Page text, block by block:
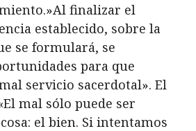
finalizar el
establecido, sobre la
se formulará, se
para que
servicio sacerdotal». El
mal sólo puede ser
el bien. Si intentamos